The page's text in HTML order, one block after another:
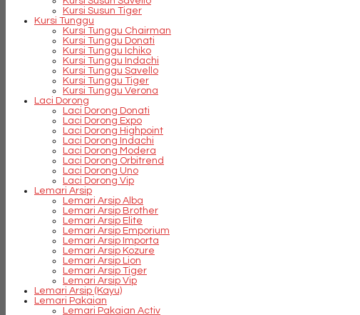
Kursi Susun Tiger
Kursi Tunggu
Kursi Tunggu Chairman
Kursi Tunggu Donati
Kursi Tunggu Ichiko
Kursi Tunggu Indachi
Kursi Tunggu Savello
Kursi Tunggu Tiger
Kursi Tunggu Verona
Laci Dorong
Laci Dorong Donati
Laci Dorong Expo
Laci Dorong Highpoint
Laci Dorong Indachi
Laci Dorong Modera
Laci Dorong Orbitrend
Laci Dorong Uno
Laci Dorong Vip
Lemari Arsip
Lemari Arsip Alba
Lemari Arsip Brother
Lemari Arsip Elite
Lemari Arsip Emporium
Lemari Arsip Importa
Lemari Arsip Kozure
Lemari Arsip Lion
Lemari Arsip Tiger
Lemari Arsip Vip
Lemari Arsip (Kayu)
Lemari Pakaian
Lemari Pakaian Activ